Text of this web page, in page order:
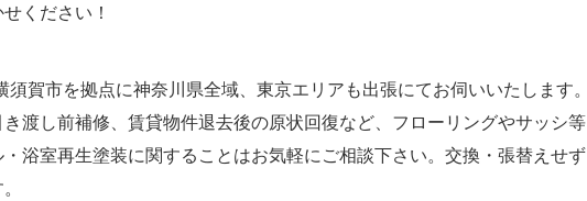
ください！
須賀市を拠点に神奈川県全域、東京エリアも出張にてお伺いいたします。
渡し前補修、賃貸物件退去後の原状回復など、フローリングやサッシ等
浴室再生塗装に関することはお気軽にご相談下さい。交換・張替えせず